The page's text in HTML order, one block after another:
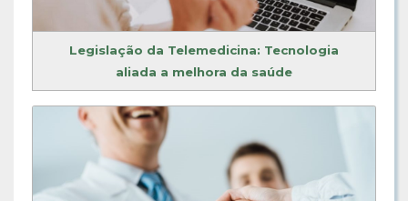
Legislação da Telemedicina: Tecnologia
aliada a melhora da saúde